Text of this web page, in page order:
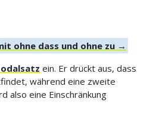
ohne dass und ohne zu →
ein. Er drückt aus, dass
während eine zweite
also eine Einschränkung